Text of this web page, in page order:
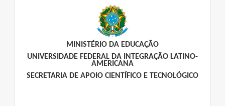
MINISTÉRIO DA EDUCAÇÃO
UNIVERSIDADE FEDERAL DA INTEGRAÇÃO LATINO-
AMERICANA
SECRETARIA DE APOIO CIENTÍFICO E TECNOLÓGICO